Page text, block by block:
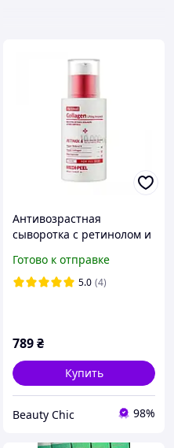
Антивозрастная
сыворотка с ретинолом и
Retinol Collagen Lifting
Ampoule 50 ml
Готово к отправке
5.0 (4)
789₴
Купить
Beauty Chic 98%